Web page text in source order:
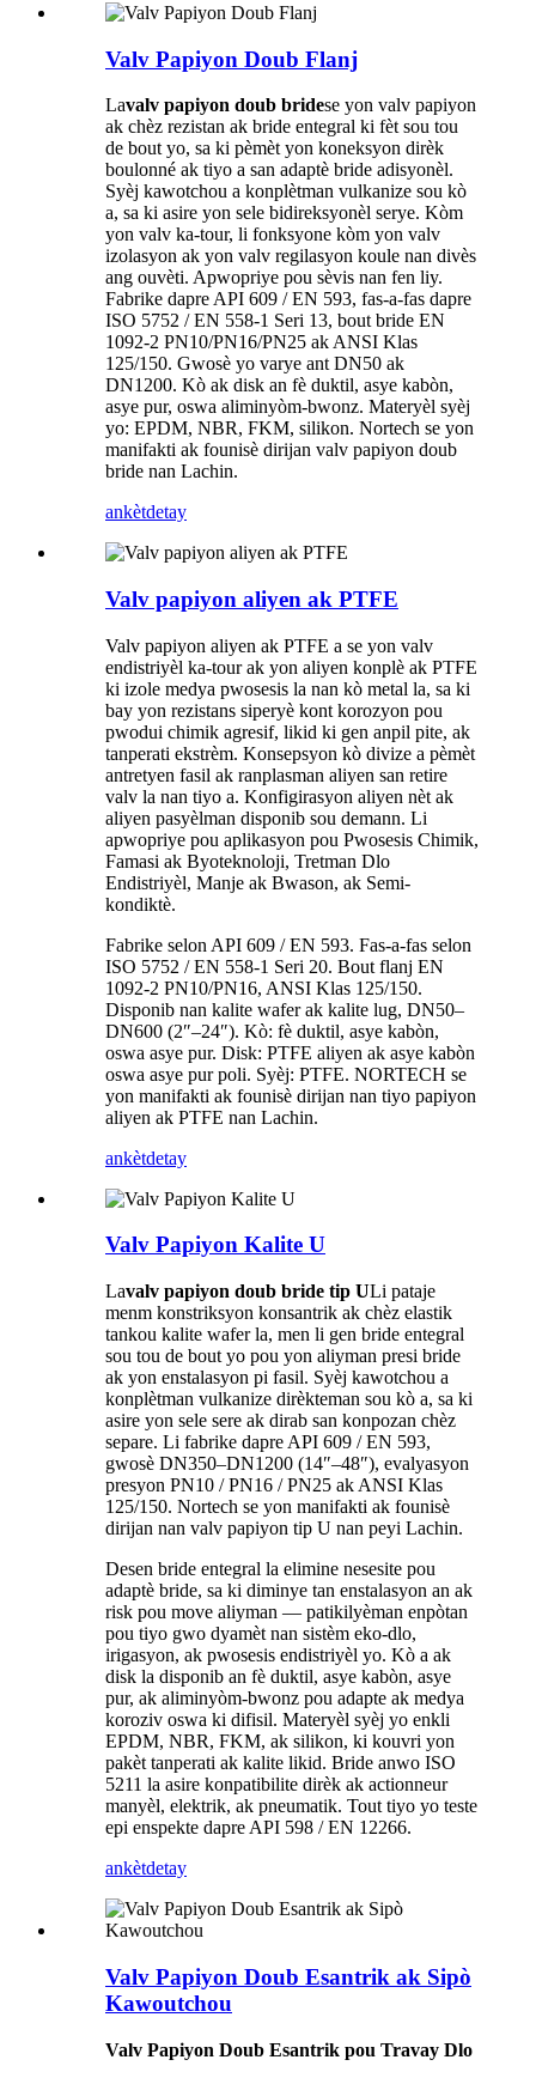
Valv Papiyon Doub Flanj
Lavalv papiyon doub bridese yon valv papiyon
ak chèz rezistan ak bride entegral ki fèt sou tou
de bout yo, sa ki pèmèt yon koneksyon dirèk
boulonné ak tiyo a san adaptè bride adisyonèl.
Syèj kawotchou a konplètman vulkanize sou kò
a, sa ki asire yon sele bidireksyonèl serye. Kòm
yon valv ka-tour, li fonksyone kòm yon valv
izolasyon ak yon valv regilasyon koule nan divès
ang ouvèti. Apwopriye pou sèvis nan fen liy.
Fabrike dapre API 609 / EN 593, fas-a-fas dapre
ISO 5752 / EN 558-1 Seri 13, bout bride EN
1092-2 PN10/PN16/PN25 ak ANSI Klas
125/150. Gwosè yo varye ant DN50 ak
DN1200. Kò ak disk an fè duktil, asye kabòn,
asye pur, oswa aliminyòm-bwonz. Materyèl syèj
yo: EPDM, NBR, FKM, silikon. Nortech se yon
manifakti ak founisè dirijan valv papiyon doub
bride nan Lachin.
ankètdetay
Valv papiyon aliyen ak PTFE
Valv papiyon aliyen ak PTFE a se yon valv
endistriyèl ka-tour ak yon aliyen konplè ak PTFE
ki izole medya pwosesis la nan kò metal la, sa ki
bay yon rezistans siperyè kont korozyon pou
pwodui chimik agresif, likid ki gen anpil pite, ak
tanperati ekstrèm. Konsepsyon kò divize a pèmèt
antretyen fasil ak ranplasman aliyen san retire
valv la nan tiyo a. Konfigirasyon aliyen nèt ak
aliyen pasyèlman disponib sou demann. Li
apwopriye pou aplikasyon pou Pwosesis Chimik,
Famasi ak Byoteknoloji, Tretman Dlo
Endistriyèl, Manje ak Bwason, ak Semi-
kondiktè.
Fabrike selon API 609 / EN 593. Fas-a-fas selon
ISO 5752 / EN 558-1 Seri 20. Bout flanj EN
1092-2 PN10/PN16, ANSI Klas 125/150.
Disponib nan kalite wafer ak kalite lug, DN50–
DN600 (2″–24″). Kò: fè duktil, asye kabòn,
oswa asye pur. Disk: PTFE aliyen ak asye kabòn
oswa asye pur poli. Syèj: PTFE. NORTECH se
yon manifakti ak founisè dirijan nan tiyo papiyon
aliyen ak PTFE nan Lachin.
ankètdetay
Valv Papiyon Kalite U
Lavalv papiyon doub bride tip ULi pataje
menm konstriksyon konsantrik ak chèz elastik
tankou kalite wafer la, men li gen bride entegral
sou tou de bout yo pou yon aliyman presi bride
ak yon enstalasyon pi fasil. Syèj kawotchou a
konplètman vulkanize dirèkteman sou kò a, sa ki
asire yon sele sere ak dirab san konpozan chèz
separe. Li fabrike dapre API 609 / EN 593,
gwosè DN350–DN1200 (14″–48″), evalyasyon
presyon PN10 / PN16 / PN25 ak ANSI Klas
125/150. Nortech se yon manifakti ak founisè
dirijan nan valv papiyon tip U nan peyi Lachin.
Desen bride entegral la elimine nesesite pou
adaptè bride, sa ki diminye tan enstalasyon an ak
risk pou move aliyman — patikilyèman enpòtan
pou tiyo gwo dyamèt nan sistèm eko-dlo,
irigasyon, ak pwosesis endistriyèl yo. Kò a ak
disk la disponib an fè duktil, asye kabòn, asye
pur, ak aliminyòm-bwonz pou adapte ak medya
koroziv oswa ki difisil. Materyèl syèj yo enkli
EPDM, NBR, FKM, ak silikon, ki kouvri yon
pakèt tanperati ak kalite likid. Bride anwo ISO
5211 la asire konpatibilite dirèk ak actionneur
manyèl, elektrik, ak pneumatik. Tout tiyo yo teste
epi enspekte dapre API 598 / EN 12266.
ankètdetay
Valv Papiyon Doub Esantrik ak Sipò
Kawoutchou
Valv Papiyon Doub Esantrik pou Travay Dlo